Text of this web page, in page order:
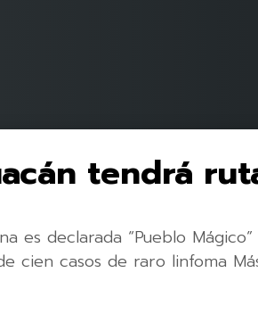
tendrá
es declarada “Pueblo
cien casos de raro linfoma